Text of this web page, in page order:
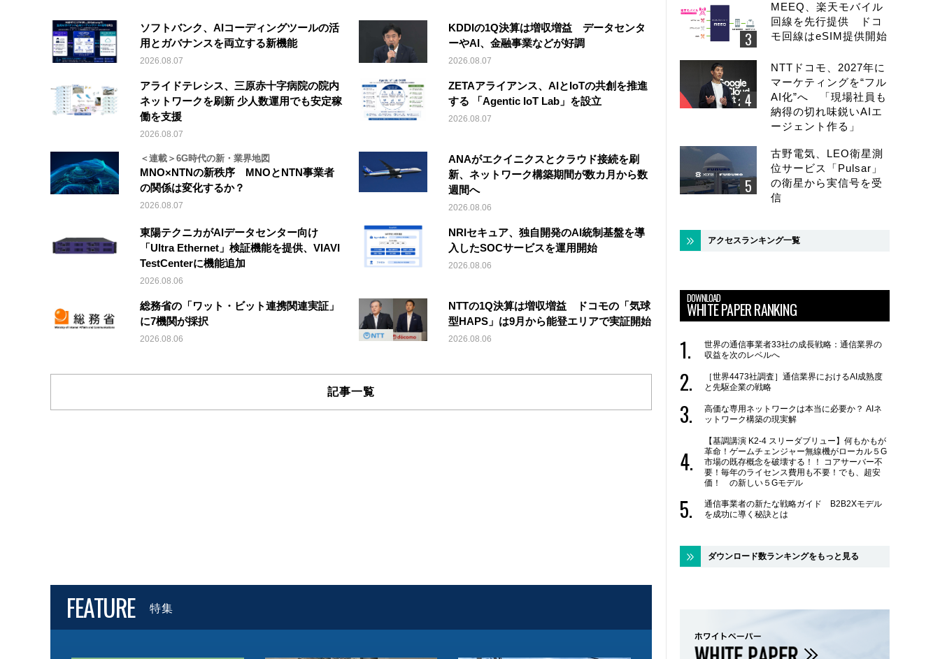
ソフトバンク、AIコーディングツールの活
用とガバナンスを両立する新機能
2026.08.07
KDDIの1Q決算は増収増益 データセンタ
ーやAI、金融事業などが好調
2026.08.07
アライドテレシス、三原赤十字病院の院内
ネットワークを刷新 少人数運用でも安定稼
働を支援
2026.08.07
ZETAアライアンス、AIとIoTの共創を推進
する 「Agentic IoT Lab」を設立
2026.08.07
＜連載＞6G時代の新・業界地図
MNO×NTNの新秩序 MNOとNTN事業者
の関係は変化するか？
2026.08.07
ANAがエクイニクスとクラウド接続を刷
新、ネットワーク構築期間が数カ月から数
週間へ
2026.08.06
東陽テクニカがAIデータセンター向け
「Ultra Ethernet」検証機能を提供、VIAVI
TestCenterに機能追加
2026.08.06
NRIセキュア、独自開発のAI統制基盤を導
入したSOCサービスを運用開始
2026.08.06
総務省の「ワット・ビット連携関連実証」
に7機関が採択
2026.08.06
NTTの1Q決算は増収増益 ドコモの「気球
型HAPS」は9月から能登エリアで実証開始
2026.08.06
記事一覧
FEATURE 特集
MEEQ、楽天モバイル
回線を先行提供 ドコ
モ回線はeSIM提供開始
NTTドコモ、2027年に
マーケティングを“フル
AI化”へ 「現場社員も
納得の切れ味鋭いAIエ
ージェント作る」
古野電気、LEO衛星測
位サービス「Pulsar」
の衛星から実信号を受
信
アクセスランキング一覧
DOWNLOAD
WHITE PAPER RANKING
世界の通信事業者33社の成長戦略：通信業界の
収益を次のレベルへ
［世界4473社調査］通信業界におけるAI成熟度
と先駆企業の戦略
高価な専用ネットワークは本当に必要か？ AIネ
ットワーク構築の現実解
【基調講演 K2-4 スリーダブリュー】何もかもが
革命！ゲームチェンジャー無線機がローカル５G
市場の既存概念を破壊する！！ コアサーバー不
要！毎年のライセンス費用も不要！でも、超安
価！ の新しい５Gモデル
通信事業者の新たな戦略ガイド B2B2Xモデル
を成功に導く秘訣とは
ダウンロード数ランキングをもっと見る